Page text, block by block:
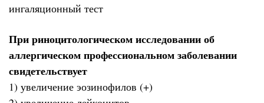
ингаляционный тест
При риноцитологическом исследовании об
аллергическом профессиональном заболевании
свидетельствует
1) увеличение эозинофилов (+)